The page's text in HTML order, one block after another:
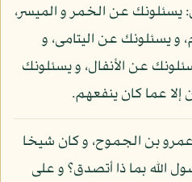
يسئلونك عن الخمر و الميسر،
و يسئلونك عن اليتامى، و
عن الأنفال، و يسئلونك
إلا عما كان ينفعهم.
عمرو بن الجموح، و كان شيخا
الله بما ذا أتصدق؟ و على